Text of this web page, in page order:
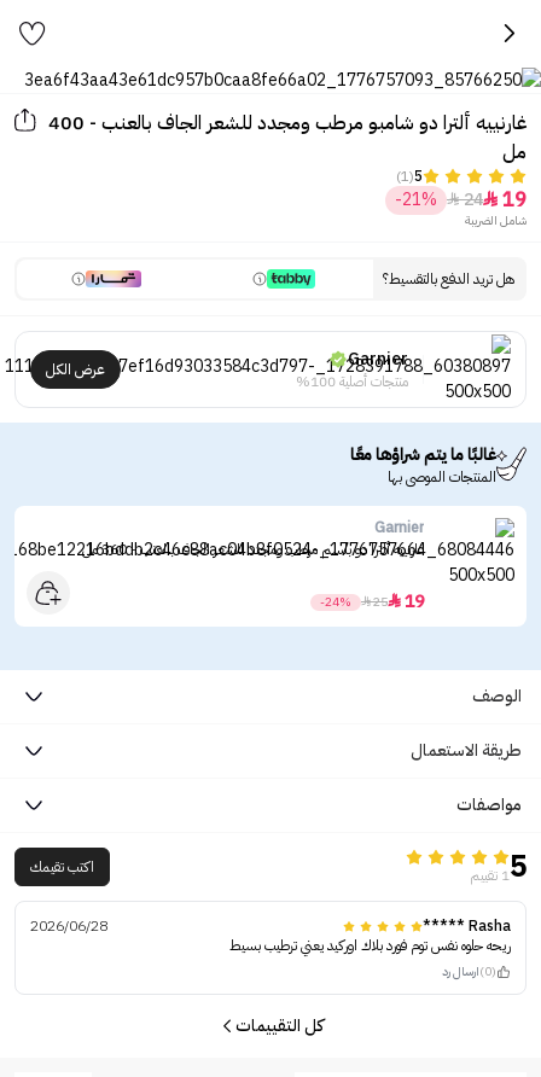
غارنييه ألترا دو شامبو مرطب ومجدد للشعر الجاف بالعنب - 400
مل
5
(1)
19

24

-21%
شامل الضريبة
هل تريد الدفع بالتقسيط؟
Garnier
منتجات أصلية 100%
عرض الكل
غالبًا ما يتم شراؤها معًا
المنتجات الموصى بها
Garnier
غارنييه ألترا دو بلسم مرطب ومجدد للشعر الجاف بالعنب - 360 مل
19

25

-24%
الوصف
طريقة الاستعمال
مواصفات
51 تقييم اكتب تقيمك
Rasha *****
2026/06/28
ريحه حلوه نفس توم فورد بلاك اوركيد يعني ترطيب بسيط
(0) ارسال رد
كل التقييمات